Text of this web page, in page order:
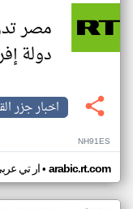
مصر
دولة
اخبار جزر
NH91ES
ار تي• arabic.rt.com